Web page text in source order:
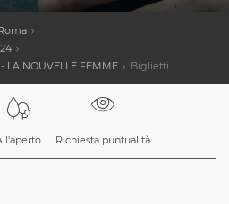
LA NOUVELLE FEMME
Biglietti
Richiesta puntualità